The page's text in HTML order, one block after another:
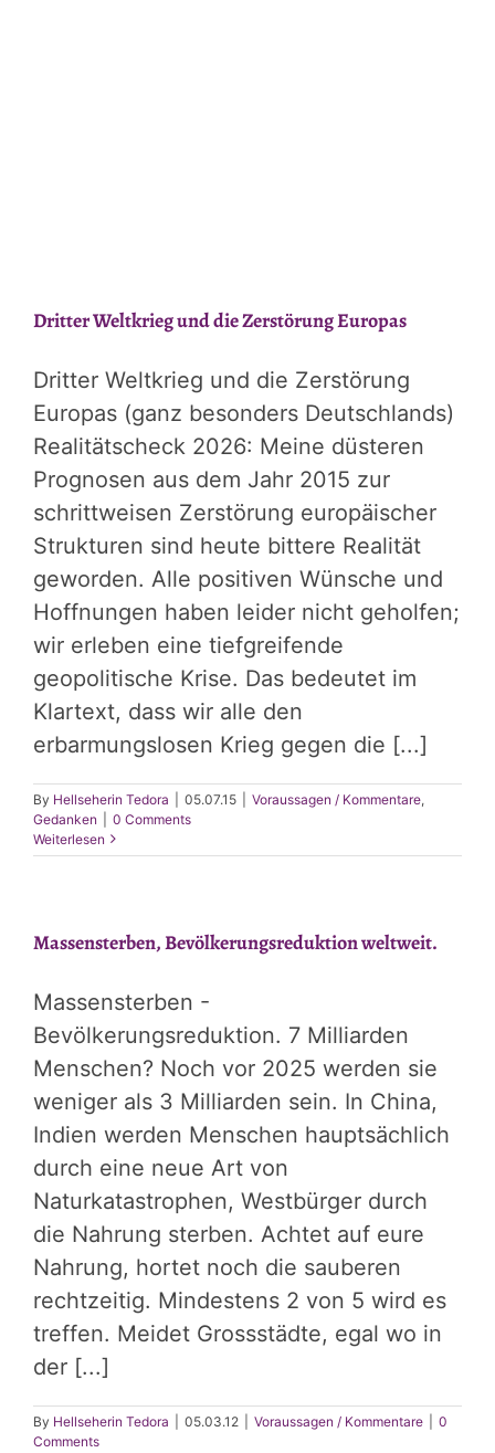
Dritter Weltkrieg und die Zerstörung Europas
Dritter Weltkrieg und die Zerstörung
Europas (ganz besonders Deutschlands)
Realitätscheck 2026: Meine düsteren
Prognosen aus dem Jahr 2015 zur
schrittweisen Zerstörung europäischer
Strukturen sind heute bittere Realität
geworden. Alle positiven Wünsche und
Hoffnungen haben leider nicht geholfen;
wir erleben eine tiefgreifende
geopolitische Krise. Das bedeutet im
Klartext, dass wir alle den
erbarmungslosen Krieg gegen die [...]
By Hellseherin Tedora 05.07.15 Voraussagen / Kommentare,
Gedanken
0 Comments
Weiterlesen
Massensterben, Bevölkerungsreduktion weltweit.
Massensterben -
Bevölkerungsreduktion. 7 Milliarden
Menschen? Noch vor 2025 werden sie
weniger als 3 Milliarden sein. In China,
Indien werden Menschen hauptsächlich
durch eine neue Art von
Naturkatastrophen, Westbürger durch
die Nahrung sterben. Achtet auf eure
Nahrung, hortet noch die sauberen
rechtzeitig. Mindestens 2 von 5 wird es
treffen. Meidet Grossstädte, egal wo in
der [...]
By Hellseherin Tedora 05.03.12 Voraussagen / Kommentare
0
Comments